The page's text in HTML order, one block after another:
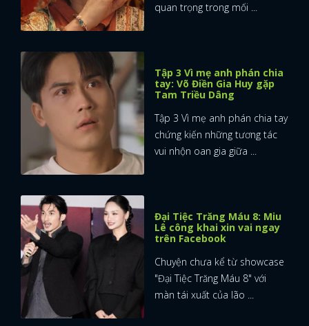
quan trọng trong mối ...
Tập 3 Vì mẹ anh phán chia
tay: Võ Điền Gia Huy gặp
Tam Triều Dâng
Tập 3 Vì mẹ anh phán chia tay
chứng kiến những tương tác
vui nhộn oan gia giữa ...
Đại Tiệc Trăng Máu 8: Miu
Lê công khai xin vai ngay
trên Facebook
Chuyện chưa kể từ showcase
"Đại Tiệc Trăng Máu 8" với
màn tái xuất của lão ...